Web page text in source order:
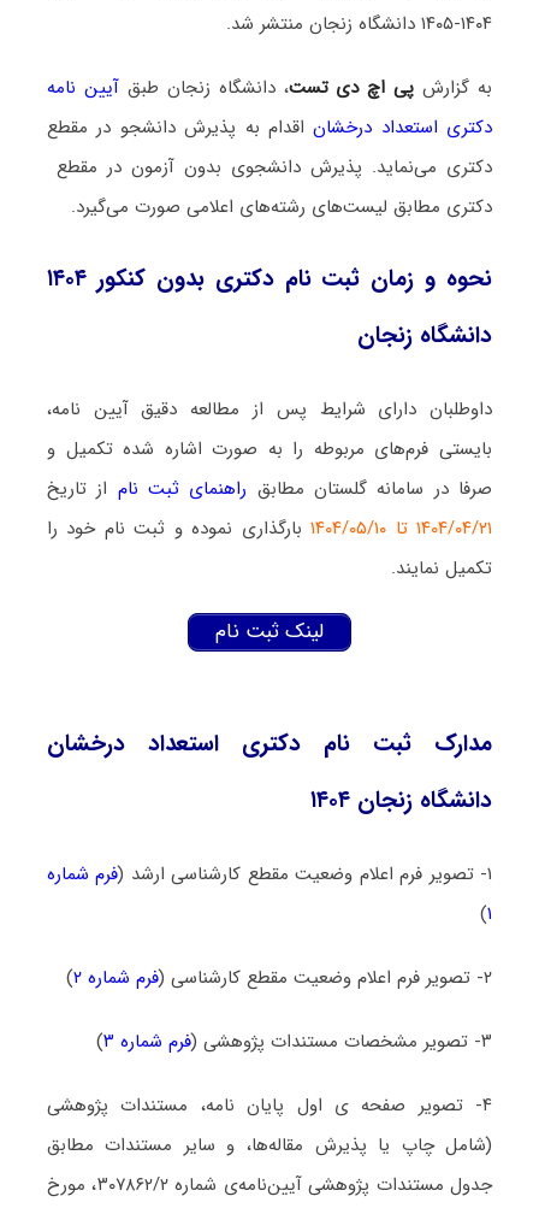
۱۴۰۴-۱۴۰۵ دانشگاه زنجان منتشر شد.
به گزارش پی اچ دی تست، دانشگاه زنجان طبقآیین نامه
دکتری استعداد درخشان اقدام به پذیرش دانشجو در مقطع
دکتری می‌نماید. پذیرش دانشجوی بدون آزمون در مقطع
دکتری مطابق لیست‌های رشته‌های اعلامی صورت می‌گیرد.
نحوه و زمان ثبت نام دکتری بدون کنکور ۱۴۰۴
دانشگاه زنجان
داوطلبان دارای شرایط پس از مطالعه دقیق آیین نامه‌،
بایستی فرم‌های مربوطه را به صورت اشاره شده تکمیل و
صرفا در سامانه گلستان مطابق راهنمای ثبت نام از تاریخ
۱۴۰۴/۰۴/۲۱ تا ۱۴۰۴/۰۵/۱۰
بارگذاری نموده و ثبت نام خود را
تکمیل نمایند.
لینک ثبت نام
مدارک ثبت نام دکتری استعداد درخشان
دانشگاه زنجان ۱۴۰۴
۱- تصویر فرم اعلام وضعیت مقطع کارشناسی ارشد (
فرم شماره
۱)
۲- تصویر فرم اعلام وضعیت مقطع کارشناسی ( فرم شماره ۲ )
۳- تصویر مشخصات مستندات پژوهشی ( فرم شماره ۳ )
۴- تصویر صفحه ی اول پایان نامه، مستندات پژوهشی
(شامل چاپ یا پذیرش مقاله‌ها، و سایر مستندات مطابق
جدول مستندات پژوهشی آیین‌نامه‌ی شماره ۳۰۷۸۶۲/۲، مورخ